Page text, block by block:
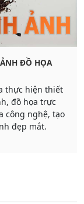
ĐỒ HỌA
thực hiện thiết
đồ họa trực
công nghệ, tạo
đẹp mắt.